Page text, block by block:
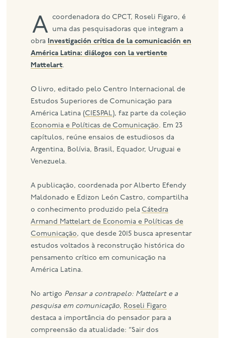
A coordenadora do CPCT, Roseli Figaro, é uma das pesquisadoras que integram a
obraInvestigación crítica de la comunicación en
América Latina: diálogos con la vertiente
Mattelart.
O livro, editado pelo Centro Internacional de
Estudos Superiores de Comunicação para
América Latina (CIESPAL), faz parte da coleção
Economia e Políticas de Comunicação. Em 23
capítulos, reúne ensaios de estudiosos da
Argentina, Bolívia, Brasil, Equador, Uruguai e
Venezuela.
A publicação, coordenada por Alberto Efendy
Maldonado e Edizon León Castro, compartilha
o conhecimento produzido pela Cátedra
Armand Mattelart de Economia e Políticas de
Comunicação, que desde 2015 busca apresentar
estudos voltados à reconstrução histórica do
pensamento crítico em comunicação na
América Latina.
No artigo Pensar a contrapelo: Mattelart e a
pesquisa em comunicação, Roseli Figaro
destaca a importância do pensador para a
compreensão da atualidade: “Sair dos